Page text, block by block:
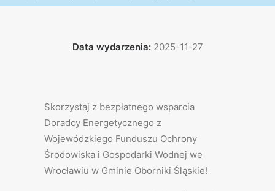
Data wydarzenia:2025-11-27
Skorzystaj z bezpłatnego wsparcia
Doradcy Energetycznego z
Wojewódzkiego Funduszu Ochrony
Środowiska i Gospodarki Wodnej we
Wrocławiu w Gminie Oborniki Śląskie!